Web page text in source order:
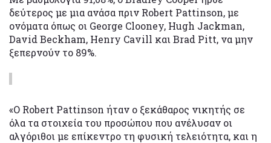
δεύτερος με μια ανάσα πριν Robert Pattinson, με
ονόματα όπως οι George Clooney, Hugh Jackman,
David Beckham, Henry Cavill και Brad Pitt, να μην
ξεπερνούν το 89%.
«Ο Robert Pattinson ήταν ο ξεκάθαρος νικητής σε
όλα τα στοιχεία του προσώπου που ανέλυσαν οι
αλγόριθοι με επίκεντρο τη φυσική τελειότητα, και η